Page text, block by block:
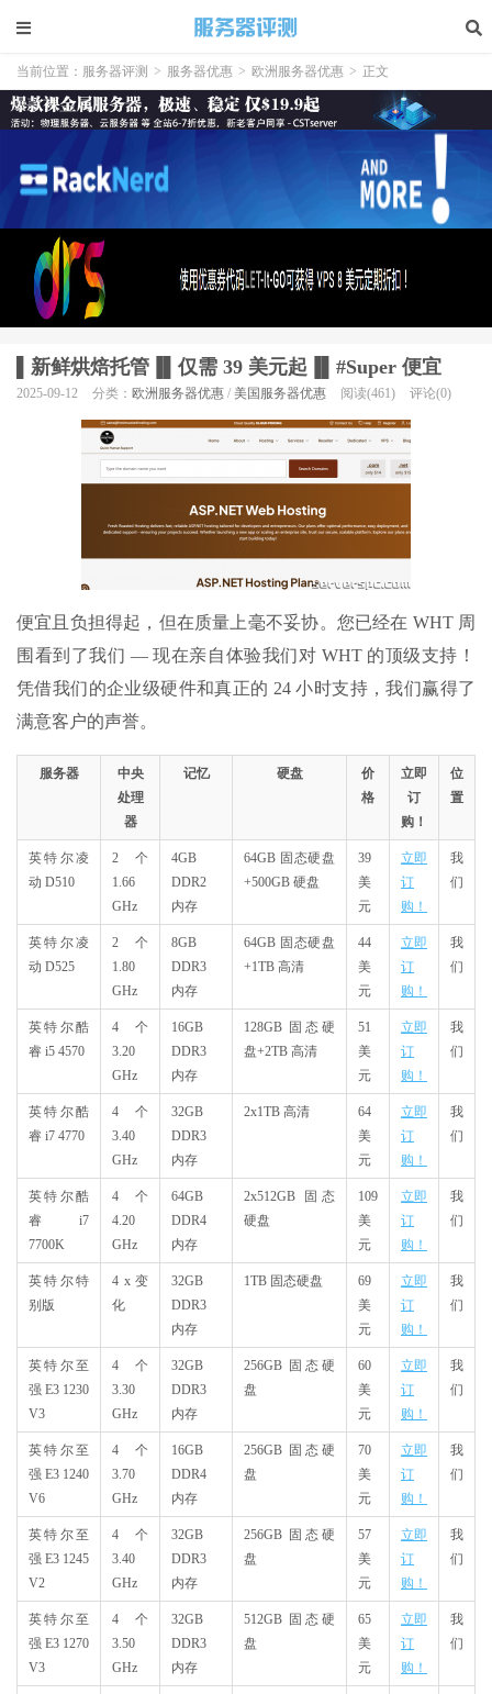
当前位置： 服务器评测 > 服务器优惠 > 欧洲服务器优惠 > 正文
▌新鲜烘焙托管▐▌仅需 39 美元起▐▌#Super 便宜
2025-09-12 分类： 欧洲服务器优惠 / 美国服务器优惠 阅读(461) 评论(0)
便宜且负担得起，但在质量上毫不妥协。您已经在 WHT 周
围看到了我们 — 现在亲自体验我们对 WHT 的顶级支持！
凭借我们的企业级硬件和真正的 24 小时支持，我们赢得了
满意客户的声誉。
服务器
中央
处理
器
记忆 硬盘
价
格
立即
订
购！
位
置
英特尔凌
动 D510
2 个
1.66
GHz
4GB
DDR2
内存
64GB 固态硬盘
+500GB 硬盘
39
美
元
立即
订
购！
我
们
英特尔凌
动 D525
2 个
1.80
GHz
8GB
DDR3
内存
64GB 固态硬盘
+1TB 高清
44
美
元
立即
订
购！
我
们
英特尔酷
睿 i5 4570
4 个
3.20
GHz
16GB
DDR3
内存
128GB 固态硬
盘+2TB 高清
51
美
元
立即
订
购！
我
们
英特尔酷
睿 i7 4770
4 个
3.40
GHz
32GB
DDR3
内存
2x1TB 高清
64
美
元
立即
订
购！
我
们
英特尔酷
睿 i7
7700K
4 个
4.20
GHz
64GB
DDR4
内存
2x512GB 固态
硬盘
109
美
元
立即
订
购！
我
们
英特尔特
别版
4 x 变
化
32GB
DDR3
内存
1TB 固态硬盘
69
美
元
立即
订
购！
我
们
英特尔至
强 E3 1230
V3
4 个
3.30
GHz
32GB
DDR3
内存
256GB 固态硬
盘
60
美
元
立即
订
购！
我
们
英特尔至
强 E3 1240
V6
4 个
3.70
GHz
16GB
DDR4
内存
256GB 固态硬
盘
70
美
元
立即
订
购！
我
们
英特尔至
强 E3 1245
V2
4 个
3.40
GHz
32GB
DDR3
内存
256GB 固态硬
盘
57
美
元
立即
订
购！
我
们
英特尔至
强 E3 1270
V3
4 个
3.50
GHz
32GB
DDR3
内存
512GB 固态硬
盘
65
美
元
立即
订
购！
我
们